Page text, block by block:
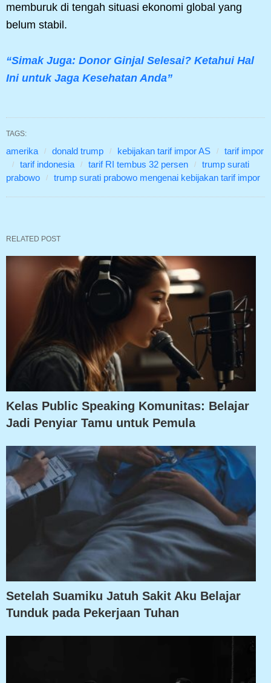
memburuk di tengah situasi ekonomi global yang
belum stabil.
“Simak Juga: Donor Ginjal Selesai? Ketahui Hal
Ini untuk Jaga Kesehatan Anda”
TAGS:
amerika donald trump kebijakan tarif impor AS
tarif impor
tarif indonesia
tarif RI tembus 32 persen
trump surati
prabowo
trump surati prabowo mengenai kebijakan tarif impor
RELATED POST
Kelas Public Speaking Komunitas: Belajar
Jadi Penyiar Tamu untuk Pemula
Setelah Suamiku Jatuh Sakit Aku Belajar
Tunduk pada Pekerjaan Tuhan